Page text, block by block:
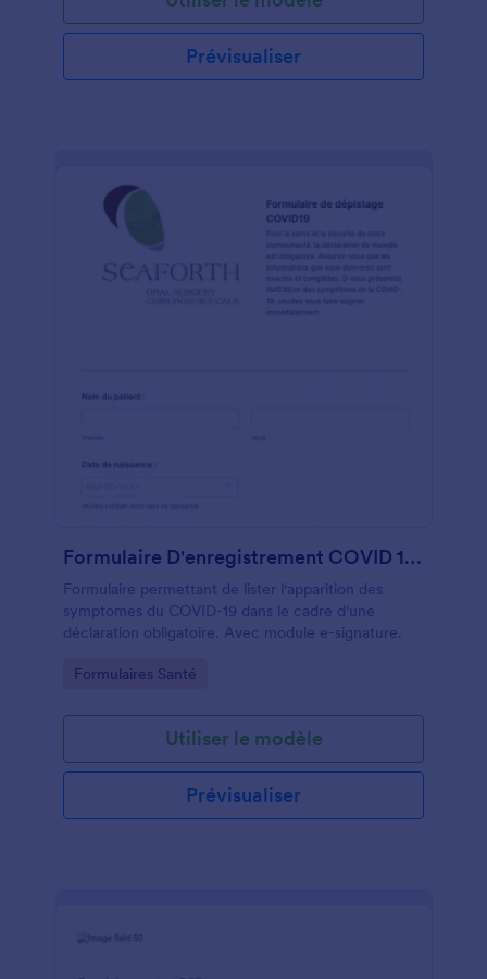
partager le formulaire avec un lien ou de l'intégrer
dans votre site Web et de visualiser les réponses de
votre compte Secure Jotform - protégé par la
vos réponses de sondage dans les tables Jotform ou
utiliser Jotform Report Builder pour générer
automatiquement des rapports visuels pour analyser
et partager en quelques secondes! Les
commentaires des patients sont essentiels à
l'amélioration de votre pratique médicale -
appareil.
Prévisualiser
Formulaire D'enregistrement COVID 19 En Français
Formulaire permettant de lister l'apparition des
symptomes du COVID-19 dans le cadre d'une
déclaration obligatoire. Avec module e-signature.
Go to Category:
Formulaires Santé
Utiliser le modèle
Prévisualiser